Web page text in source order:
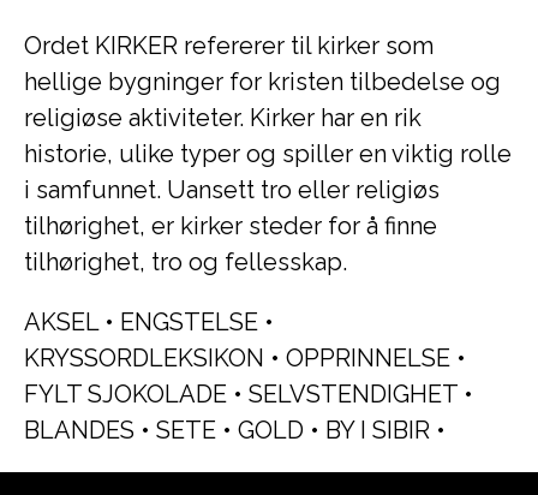
Ordet KIRKER refererer til kirker som
hellige bygninger for kristen tilbedelse og
religiøse aktiviteter. Kirker har en rik
historie, ulike typer og spiller en viktig rolle
i samfunnet. Uansett tro eller religiøs
tilhørighet, er kirker steder for å finne
tilhørighet, tro og fellesskap.
AKSEL• ENGSTELSE •
KRYSSORDLEKSIKON • OPPRINNELSE •
FYLT SJOKOLADE • SELVSTENDIGHET •
BLANDES • SETE • GOLD • BY I SIBIR •